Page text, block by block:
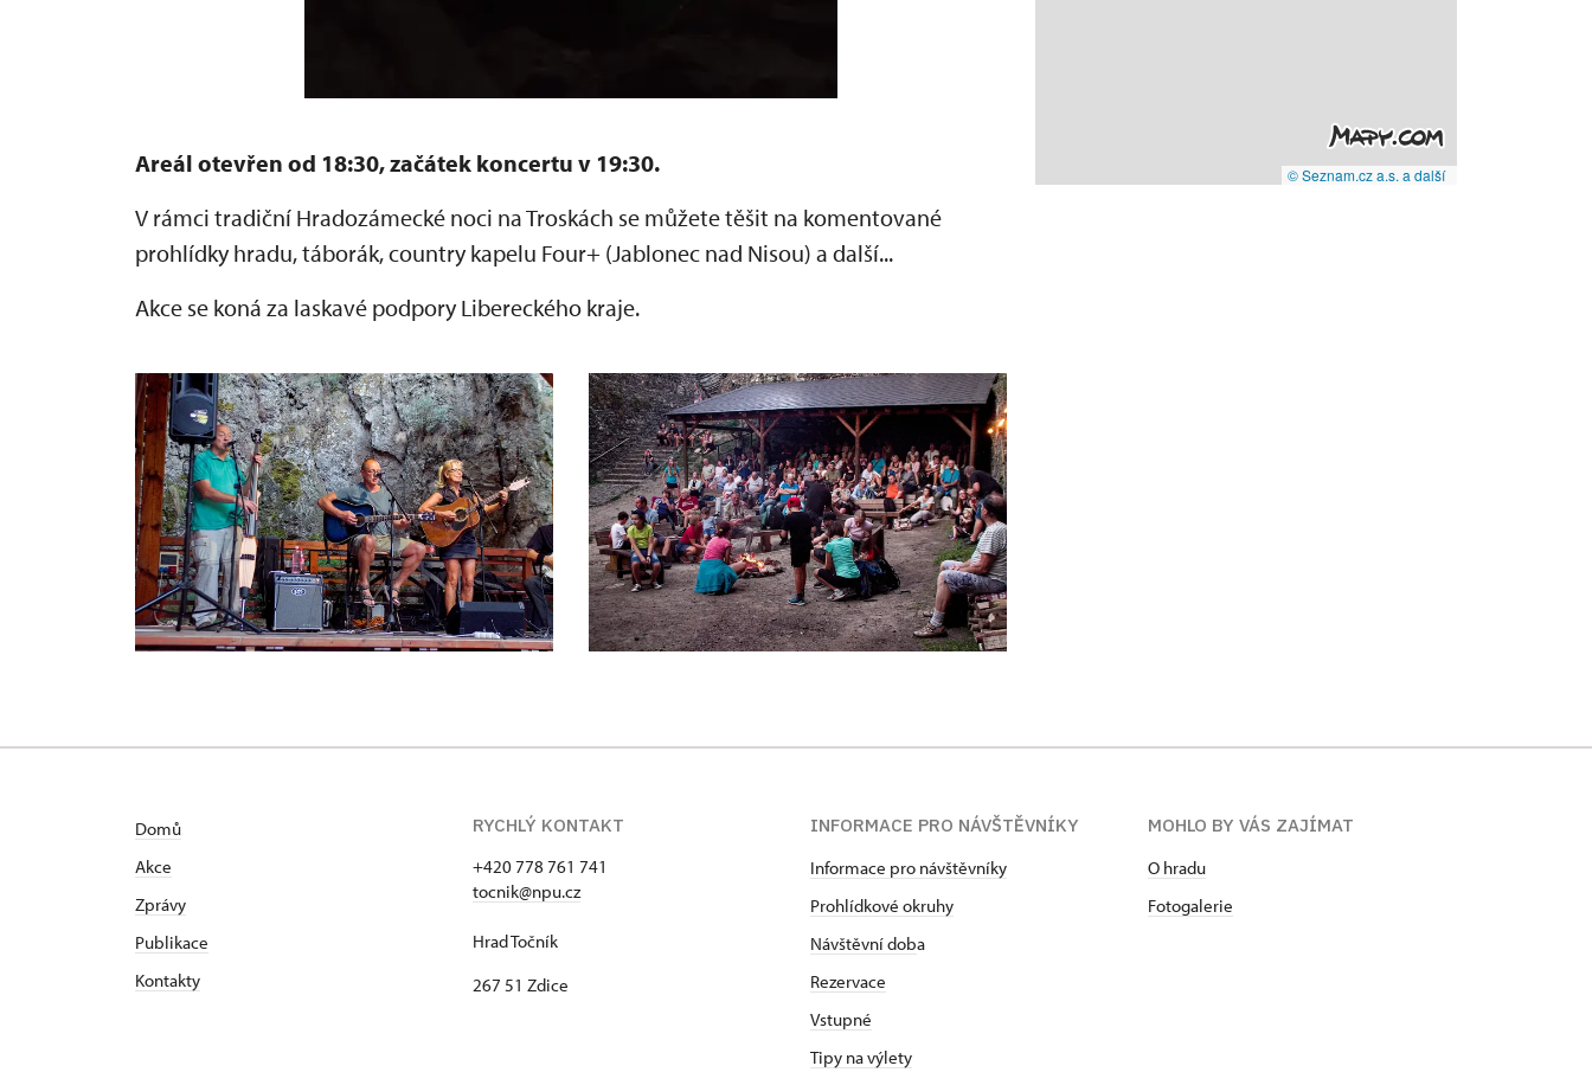
Areál otevřen od 18:30, začátek koncertu v 19:30.
V rámci tradiční Hradozámecké noci na Troskách se můžete těšit na komentované
prohlídky hradu, táborák, country kapelu Four+ (Jablonec nad Nisou) a další...
Akce se koná za laskavé podpory Libereckého kraje.
© Seznam.cz a.s. a další
Domů
Akce
Zprávy
Publikace
Kontakty
RYCHLÝ KONTAKT
+420 778 761 741
tocnik@npu.cz
Hrad Točník
267 51 Zdice
INFORMACE PRO NÁVŠTĚVNÍKY
Informace pro návštěvníky
Prohlídkové okruhy
Návštěvní doba
Rezervace
Vstupné
Tipy na výlety
MOHLO BY VÁS ZAJÍMAT
O hradu
Fotogalerie